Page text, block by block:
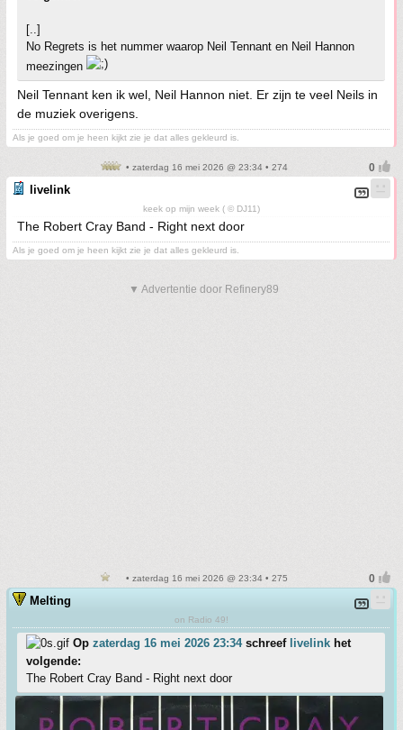
[..]
No Regrets is het nummer waarop Neil Tennant en Neil Hannon
meezingen
Neil Tennant ken ik wel, Neil Hannon niet. Er zijn te veel Neils in
de muziek overigens.
Als je goed om je heen kijkt zie je dat alles gekleurd is.
• zaterdag 16 mei 2026 @ 23:34 • 274
livelink
keek op mijn week ( © DJ11)
The Robert Cray Band - Right next door
Als je goed om je heen kijkt zie je dat alles gekleurd is.
▼ Advertentie door Refinery89
• zaterdag 16 mei 2026 @ 23:34 • 275
Melting
on Radio 49!
Op zaterdag 16 mei 2026 23:34schreef livelink het
volgende:
The Robert Cray Band - Right next door